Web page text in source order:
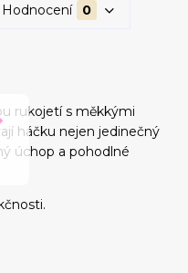
Hodnocení 0
rukojetí s měkkými
háčku nejen jedinečný
úchop a pohodlné